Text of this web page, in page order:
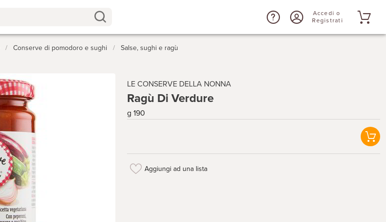
Accedi o
Registrati
/ Conserve di pomodoro e sughi / Salse, sughi e ragù
LE CONSERVE DELLA NONNA
Ragù Di Verdure
g 190
Aggiungi ad una lista